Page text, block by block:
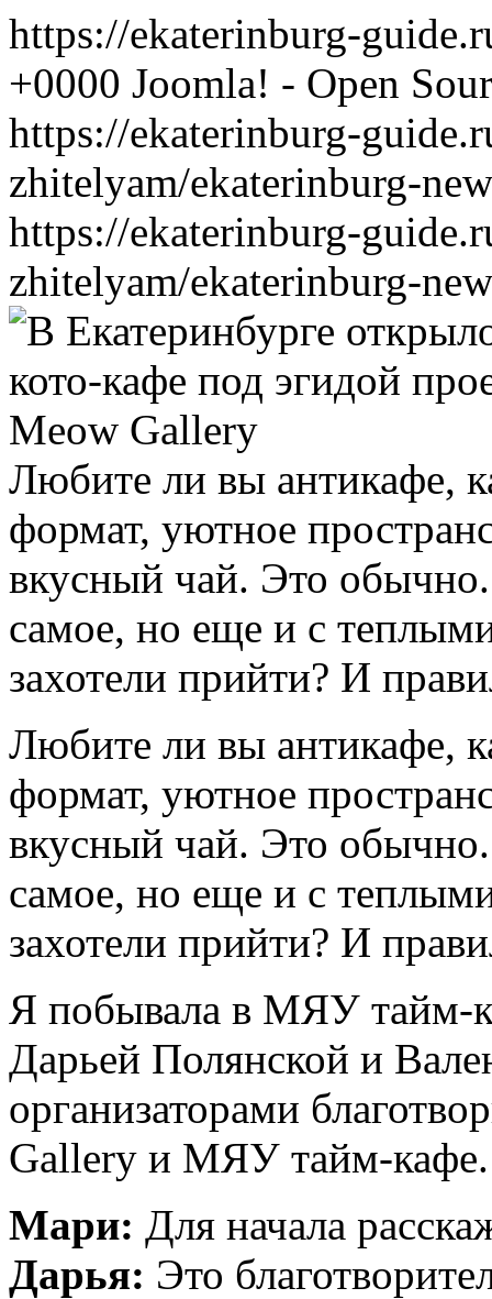
https://ekaterinburg-
+0000 Joomla! - Open
https://ekaterinburg-
zhitelyam/ekaterinburg-
https://ekaterinburg-
zhitelyam/ekaterinburg-
Любите ли вы антикафе,
формат, уютное
вкусный чай. Это
самое, но еще и с
захотели прийти? И
Любите ли вы антикафе,
формат, уютное
вкусный чай. Это
самое, но еще и с
захотели прийти? И
Я побывала в МЯУ тайм-
Дарьей Полянской и
организаторами
Gallery и МЯУ тайм-кафе.
Мари: Для начала
Дарья: Это